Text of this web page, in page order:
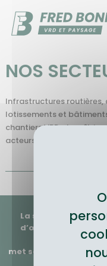
NOS
Infrastructures routières,
lotissements et
chantiers VRD et
acteurs.
La société FRED
d’œuvre experte en
met son savoir-faire
compte les